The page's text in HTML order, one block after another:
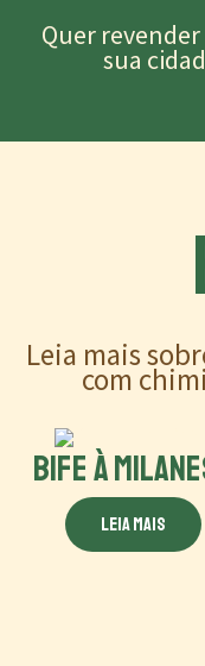
Quer
sua
Leia mais
com
BIFE À
Leia mais